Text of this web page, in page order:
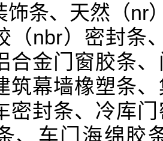
饰条、天然（nr
（nbr）密封条
合金门窗胶条
筑幕墙橡塑条
密封条、冷库
、车门海绵胶